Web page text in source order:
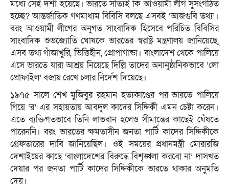
মধ্যে সেই দশা হয়েছে। ভারতে সত্যিই কি আওয়ামী লীগ সুসংগঠিত
হচ্ছে? আন্তর্জাতিক গণমাধ্যম বিবিসি বলছে এসবই ‘আজগুবি তথ্য’।
বরং আওয়ামী লীগের অনুগত সাংবাদিক হিসেবে পরিচিত বিবিসির
সাংবাদিক শুভজ্যোতি ঘোষকে ভারতের স্বরাষ্ট্র মন্ত্রণালয় জানিয়েছে,্
এসব তথ্য গাঁজাখুরি, ভিত্তিহীন, প্রোপাগান্ডা। বাংলাদেশ থেকে পালিয়ে
এসে ভারতে যারা আশ্রয় নিয়েছে দিল্লি তাদের অনানুষ্ঠানিকভাবে ‘লো
প্রোফাইল’ বজায় রেখে চলার নির্দেশ দিয়েছে।
১৯৭৫ সালে শেখ মুজিবুর রহমান হত্যকাণ্ডের পর ভারতে পালিয়ে
গিয়ে ‘র’ এর সহায়তায় আবদুল কাদের সিদ্দিকী এমন চেষ্টা করেন।
এতে ব্যক্তিগতভাবে তিনি লাভবান হলেও সীমান্তের কাছেই ঘেঁষতে
পারেননি। বরং ভারতের ক্ষমতাসীন জনতা পার্টি কাদের সিদ্দিকীকে
গ্রেফতারের দাবি জানিয়েছিল। ওই সময়ের প্রধানমন্ত্রী মোরারজি
দেশাইয়ের কাছে ‘বাংলাদেশের বিরুদ্ধে বিশৃঙ্খলা করবো না’ দাসখত
দেয়ার পর জনতা পার্টি কাদের সিদ্দিকীকে ভারতে থাকার অনুমতি
দেয়।